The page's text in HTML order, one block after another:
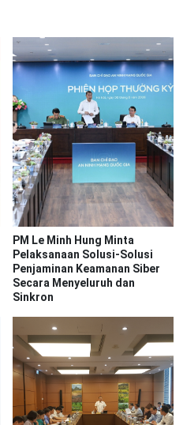
PM Le Minh Hung Minta
Pelaksanaan Solusi-Solusi
Penjaminan Keamanan Siber
Secara Menyeluruh dan
Sinkron